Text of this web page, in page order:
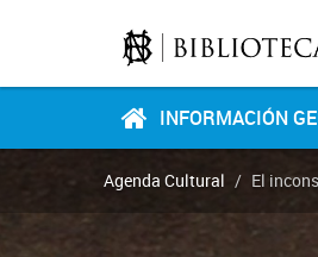
INFORMACIÓN
Agenda Cultural El